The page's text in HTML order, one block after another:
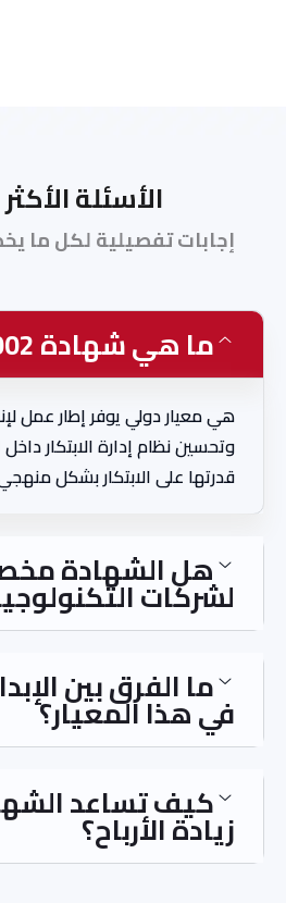
الأسئلة
إجابات تفصيلية لكل ما
ما هي شهادة ISO 56002؟
هي معيار دولي يوفر إطار عمل
وتحسين نظام إدارة الابتكار
قدرتها على الابتكار بشكل
هل الشهادة
لشركات
ما الفرق بين
في هذا المعيار؟
كيف تساعد
زيادة الأرباح؟